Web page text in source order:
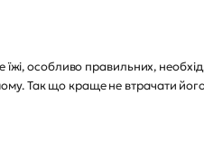
особливо правильних,
Так що краще не втрачати